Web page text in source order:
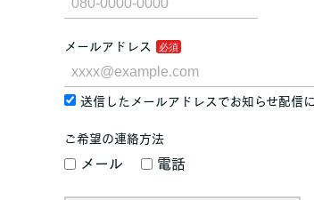
メールアドレス
送信したメールアドレスでお知らせ配信
ご希望の連絡方法
メール 電話